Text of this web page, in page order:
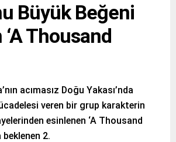
Büyük Beğeni
Thousand
acımasız Doğu Yakası’nda
veren bir grup karakterin
esinlenen ‘A Thousand
beklenen 2.